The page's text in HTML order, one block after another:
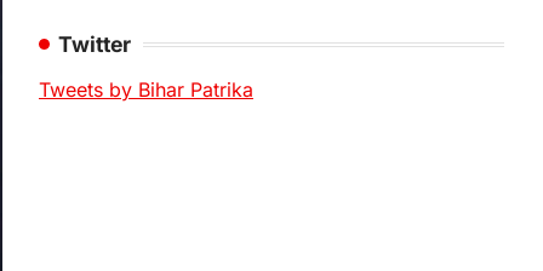
Twitter
Tweets by Bihar Patrika